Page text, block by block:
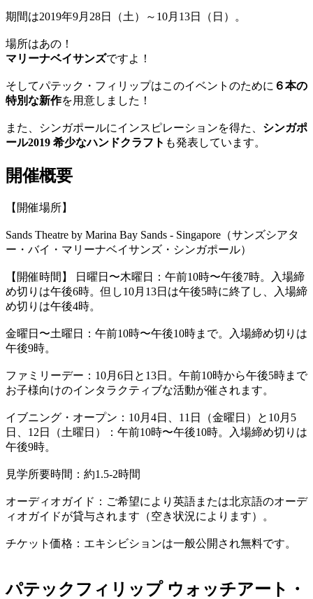
期間は2019年9月28日（土）～10月13日（日）。
場所はあの！
マリーナベイサンズですよ！
そしてパテック・フィリップはこのイベントのために ６本の
特別な新作を用意しました！
また、シンガポールにインスピレーションを得た、 シンガポ
ール2019 希少なハンドクラフト も発表しています。
開催概要
【開催場所】
Sands Theatre by Marina Bay Sands - Singapore（サンズシアタ
ー・バイ・マリーナベイサンズ・シンガポール）
【開催時間】 日曜日〜木曜日：午前10時〜午後7時。入場締
め切りは午後6時。但し10月13日は午後5時に終了し、入場締
め切りは午後4時。
金曜日〜土曜日：午前10時〜午後10時まで。入場締め切りは
午後9時。
ファミリーデー：10月6日と13日。午前10時から午後5時まで
お子様向けのインタラクティブな活動が催されます。
イブニング・オープン：10月4日、11日（金曜日）と10月5
日、12日（土曜日）：午前10時〜午後10時。入場締め切りは
午後9時。
見学所要時間：約1.5-2時間
オーディオガイド：ご希望により英語または北京語のオーデ
ィオガイドが貸与されます（空き状況によります）。
チケット価格：エキシビションは一般公開され無料です。
パテックフィリップ ウォッチアート・